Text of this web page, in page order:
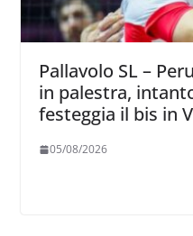
Pallavolo SL –
in palestra,
festeggia il bis in
05/08/2026